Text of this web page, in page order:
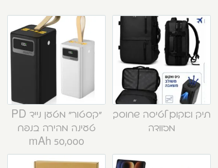
תיק ואקום לטיסה שחוסך
מזוודה
“קסטור” מטען נייד PD
טעינה מהירה בנפח
50,000 mAh